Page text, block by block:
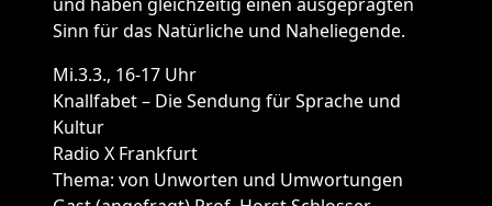
Sinn für das Natürliche und Naheliegende.
Mi.3.3., 16-17 Uhr
Knallfabet – Die Sendung für Sprache und
Kultur
Radio X Frankfurt
Thema: von Unworten und Umwortungen